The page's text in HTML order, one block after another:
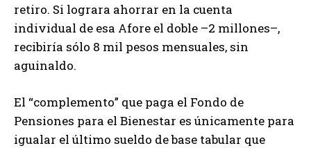
retiro. Si lograra ahorrar en la cuenta
individual de esa Afore el doble –2 millones–,
recibiría sólo 8 mil pesos mensuales, sin
aguinaldo.
El “complemento” que paga el Fondo de
Pensiones para el Bienestar es únicamente para
igualar el último sueldo de base tabular que